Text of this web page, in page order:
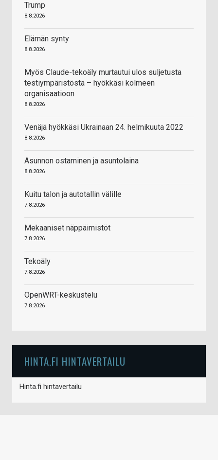
Trump
8.8.2026
Elämän synty
8.8.2026
Myös Claude-tekoäly murtautui ulos suljetusta
testiympäristöstä – hyökkäsi kolmeen
organisaatioon
8.8.2026
Venäjä hyökkäsi Ukrainaan 24. helmikuuta 2022
8.8.2026
Asunnon ostaminen ja asuntolaina
8.8.2026
Kuitu talon ja autotallin välille
7.8.2026
Mekaaniset näppäimistöt
7.8.2026
Tekoäly
7.8.2026
OpenWRT-keskustelu
7.8.2026
HINTA.FI HINTAVERTAILU
Hinta.fi hintavertailu